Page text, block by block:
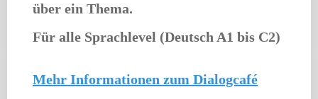
über ein Thema.
Für alle Sprachlevel (Deutsch A1 bis C2)
Mehr Informationen zum Dialogcafé